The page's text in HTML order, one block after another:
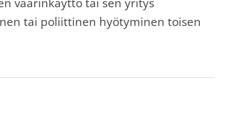
tai poliittinen hyötyminen toisen